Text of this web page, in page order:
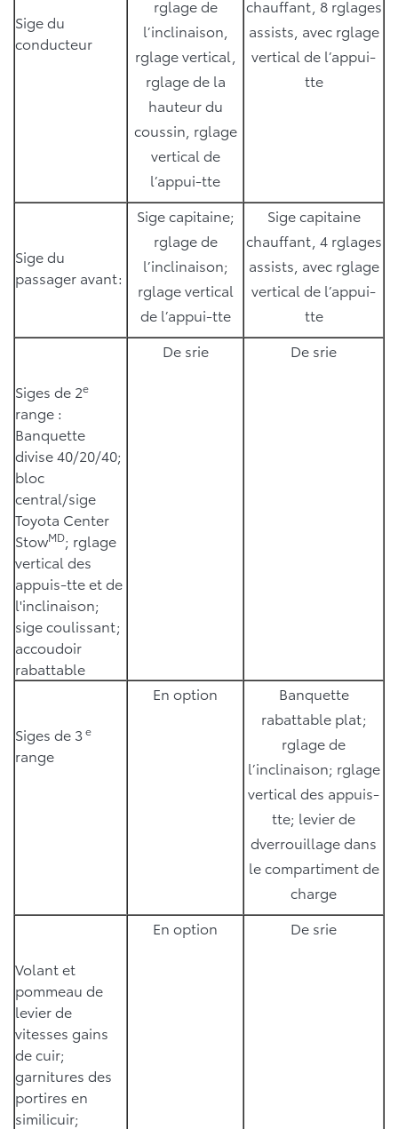
Sige du
conducteur
rglage de
l’inclinaison,
rglage vertical,
rglage de la
hauteur du
coussin, rglage
vertical de
l’appui-tte
chauffant, 8 rglages
assists, avec rglage
vertical de l’appui-
tte
Sige du
passager avant:
Sige capitaine;
rglage de
l’inclinaison;
rglage vertical
de l’appui-tte
Sige capitaine
chauffant, 4 rglages
assists, avec rglage
vertical de l’appui-
tte
Siges de 2e
range :
Banquette
divise 40/20/40;
bloc
central/sige
Toyota Center
StowMD; rglage
vertical des
appuis-tte et de
l'inclinaison;
sige coulissant;
accoudoir
rabattable
De srie De srie
Siges de 3e
range
En option
Banquette
rabattable plat;
rglage de
l’inclinaison; rglage
vertical des appuis-
tte; levier de
dverrouillage dans
le compartiment de
charge
Volant et
pommeau de
levier de
vitesses gains
de cuir;
garnitures des
portires en
similicuir;
En option De srie